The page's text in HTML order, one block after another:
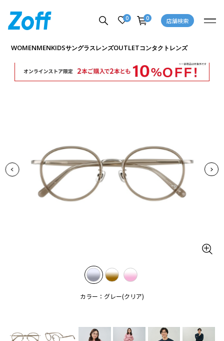
0 0 店舗検索
WOMENMENKIDSサングラスレンズOUTLETコンタクトレンズ
カラー：グレー(クリア)
商品詳細ページへ